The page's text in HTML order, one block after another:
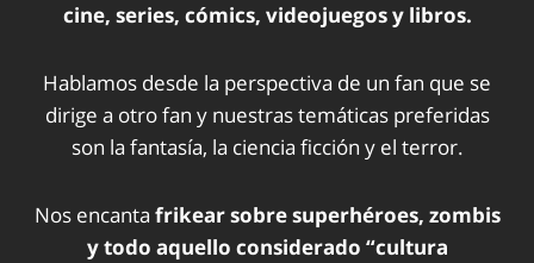
cine, series, cómics, videojuegos y libros.
Hablamos desde la perspectiva de un fan que se
dirige a otro fan y nuestras temáticas preferidas
son la fantasía, la ciencia ficción y el terror.
Nos encanta frikear sobre superhéroes, zombis
y todo aquello considerado “cultura